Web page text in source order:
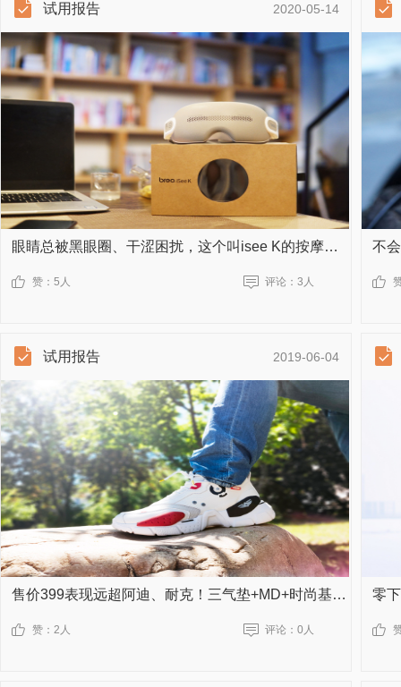
试用报告 2020-05-14
眼睛总被黑眼圈、干涩困扰，这个叫isee K的按摩器能让眼部倍轻松！
赞： 5人 评论： 3人
试用报告 2019-06-04
售价399表现远超阿迪、耐克！三气垫+MD+时尚基因，动力火石鞋很不一般
赞： 2人 评论： 0人